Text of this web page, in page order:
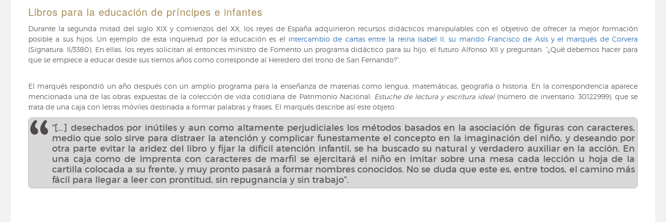
Libros para la educación de príncipes e infantes
Durante la segunda mitad del siglo XIX y comienzos del XX, los reyes de España adquirieron recursos didácticos manipulables con el objetivo de ofrecer la mejor formación
posible a sus hijos. Un ejemplo de esta inquietud por la educación es el intercambio de cartas entre la reina Isabel II, su marido Francisco de Asís y el marqués de Corvera
(Signatura: II/3380). En ellas, los reyes solicitan al entonces ministro de Fomento un programa didáctico para su hijo, el futuro Alfonso XII y preguntan: “¿Qué debemos hacer para
que se empiece a educar desde sus tiernos años como corresponde al Heredero del trono de San Fernando?”.
El marqués respondió un año después con un amplio programa para la enseñanza de materias como lengua, matemáticas, geografía o historia. En la correspondencia aparece
mencionada una de las obras expuestas de la colección de vida cotidiana de Patrimonio Nacional: Estuche de lectura y escritura ideal(número de inventario: 30122999), que se
trata de una caja con letras móviles destinada a formar palabras y frases. El marqués describe así este objeto:
“[…] desechados por inútiles y aun como altamente perjudiciales los métodos basados en la asociación de figuras con caracteres,
medio que solo sirve para distraer la atención y complicar funestamente el concepto en la imaginación del niño, y deseando por
otra parte evitar la aridez del libro y fijar la difícil atención infantil, se ha buscado su natural y verdadero auxiliar en la acción. En
una caja como de imprenta con caracteres de marfil se ejercitará el niño en imitar sobre una mesa cada lección u hoja de la
cartilla colocada a su frente, y muy pronto pasará a formar nombres conocidos. No se duda que este es, entre todos, el camino más
fácil para llegar a leer con prontitud, sin repugnancia y sin trabajo”.